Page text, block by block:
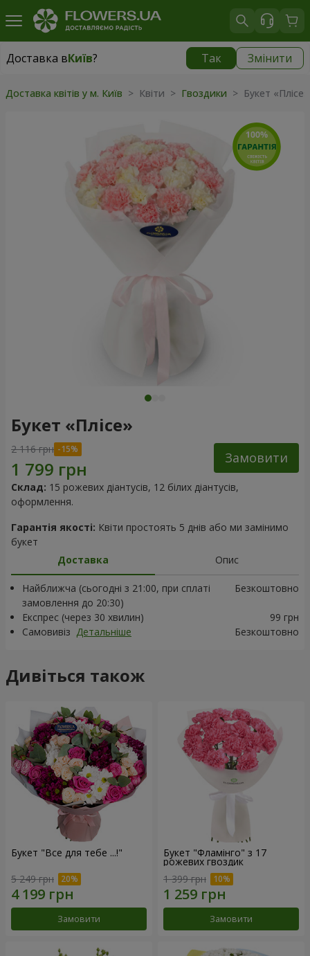
Доставка вКиїв? Так Змінити
Доставка вКиїв
Доставка квітів у м. Київ > Квіти > Гвоздики > Букет «Плісе»
Букет «Плісе»
2 116 грн
Замовити
Склад: 15 рожевих діантусів, 12 білих діантусів,
оформлення.
Гарантія якості: Квіти простоять 5 днів або ми замінимо
букет
Доставка
Опис
Найближча (сьогодні з 21:00, при сплаті
замовлення до 20:30)
Безкоштовно
Експрес (через 30 хвилин)
99 грн
Самовивіз Детальніше Безкоштовно
Дивіться також
Букет "Все для тебе ...!"
5 249 грн
Замовити
Букет "Фламінго" з 17
рожевих гвоздик
1 399 грн
Замовити